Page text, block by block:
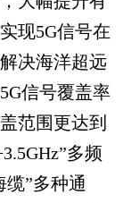
现5G信号在
决海洋超远
信号覆盖率
范围更达到
多频
缆”多种通